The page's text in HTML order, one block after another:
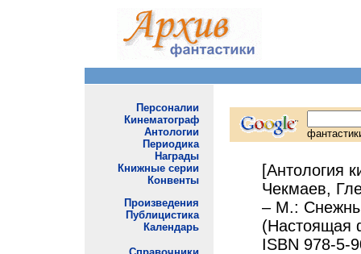
[Антология
Чекмаев,
– М.:
(Настоящая
ISBN 978-5-